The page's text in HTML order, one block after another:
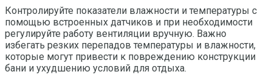
Контролируйте показатели влажности и температуры с
помощью встроенных датчиков и при необходимости
регулируйте работу вентиляции вручную. Важно
избегать резких перепадов температуры и влажности,
которые могут привести к повреждению конструкции
бани и ухудшению условий для отдыха.